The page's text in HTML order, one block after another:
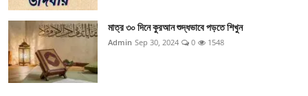
মাত্র ৩০ দিনে কুরআন শুদ্ধভাবে পড়তে শিখুন
Admin Sep 30, 2024 0 1548